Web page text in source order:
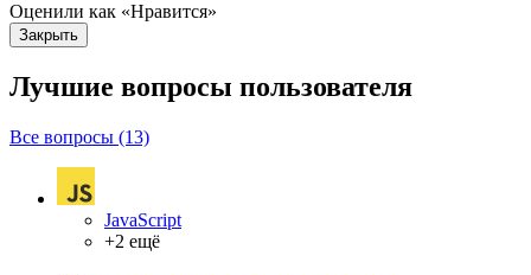
Оценили как «Нравится»
Закрыть
Лучшие вопросы пользователя
Все вопросы (13)
JavaScript
+2 ещё